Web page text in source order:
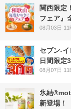
関西限定
フェア』
08月03日 11
セブン‐
日間限定
08月07日 11
氷結
新登場！